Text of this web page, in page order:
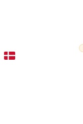
Flyttefirmaer